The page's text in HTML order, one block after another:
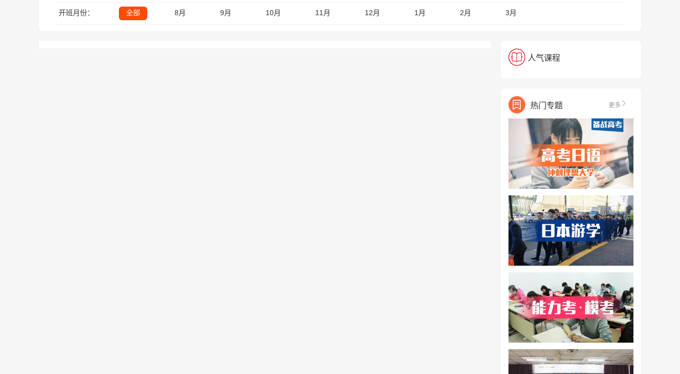
开班月份： 全部 8月 9月 10月 11月 12月 1月 2月 3月
人气课程
热门专题 更多